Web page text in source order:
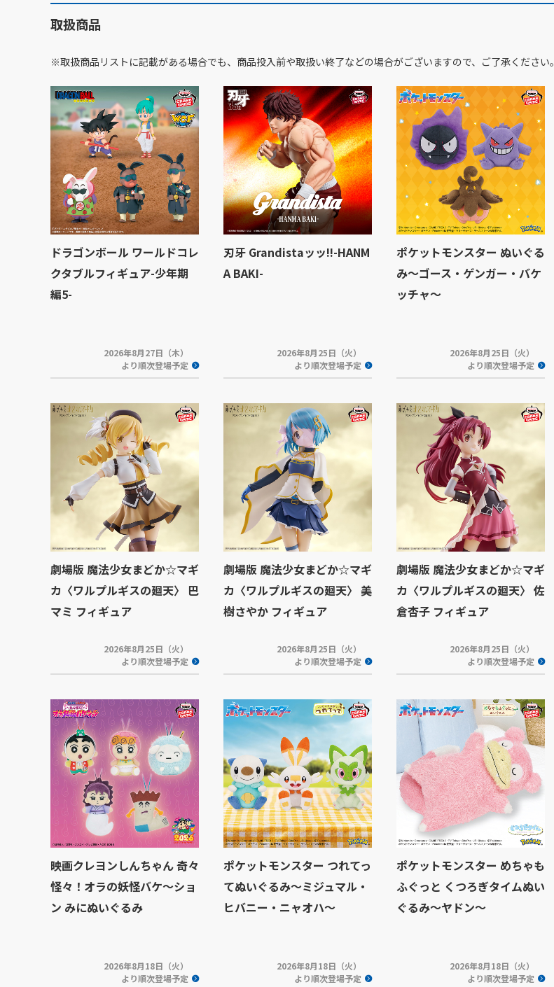
取扱商品
※取扱商品リストに記載がある場合でも、商品投入前や取扱い終了などの場合がございますので、ご了承ください。
ドラゴンボール ワールドコレ
クタブルフィギュア-少年期
編5-
2026年8月27日（木）
より順次登場予定
刃牙 Grandistaッッ!!-HANM
A BAKI-
2026年8月25日（火）
より順次登場予定
ポケットモンスター ぬいぐる
み～ゴース・ゲンガー・バケ
ッチャ～
2026年8月25日（火）
より順次登場予定
劇場版 魔法少女まどか☆マギ
カ〈ワルプルギスの廻天〉 巴
マミ フィギュア
2026年8月25日（火）
より順次登場予定
劇場版 魔法少女まどか☆マギ
カ〈ワルプルギスの廻天〉 美
樹さやか フィギュア
2026年8月25日（火）
より順次登場予定
劇場版 魔法少女まどか☆マギ
カ〈ワルプルギスの廻天〉 佐
倉杏子 フィギュア
2026年8月25日（火）
より順次登場予定
映画クレヨンしんちゃん 奇々
怪々！オラの妖怪バケ～ショ
ン みにぬいぐるみ
2026年8月18日（火）
より順次登場予定
ポケットモンスター つれてっ
てぬいぐるみ～ミジュマル・
ヒバニー・ニャオハ～
2026年8月18日（火）
より順次登場予定
ポケットモンスター めちゃも
ふぐっと くつろぎタイムぬい
ぐるみ～ヤドン～
2026年8月18日（火）
より順次登場予定